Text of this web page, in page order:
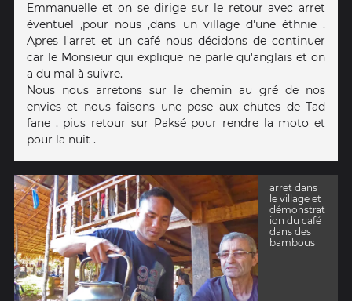
Emmanuelle et on se dirige sur le retour avec arret
éventuel ,pour nous ,dans un village d'une éthnie .
Apres l'arret et un café nous décidons de continuer
car le Monsieur qui explique ne parle qu'anglais et on
a du mal à suivre.
Nous nous arretons sur le chemin au gré de nos
envies et nous faisons une pose aux chutes de Tad
fane . pius retour sur Paksé pour rendre la moto et
pour la nuit .
arret dans
le village et
démonstrat
ion du café
dans des
bambous